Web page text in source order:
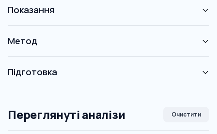
Показання
Метод
Підготовка
Переглянуті аналізи Очистити